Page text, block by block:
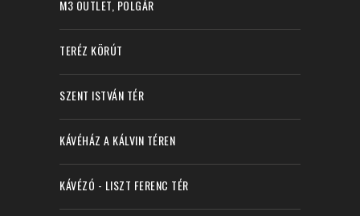
M3 OUTLET, POLGÁR
TERÉZ KÖRÚT
SZENT ISTVÁN TÉR
KÁVÉHÁZ A KÁLVIN TÉREN
KÁVÉZÓ - LISZT FERENC TÉR